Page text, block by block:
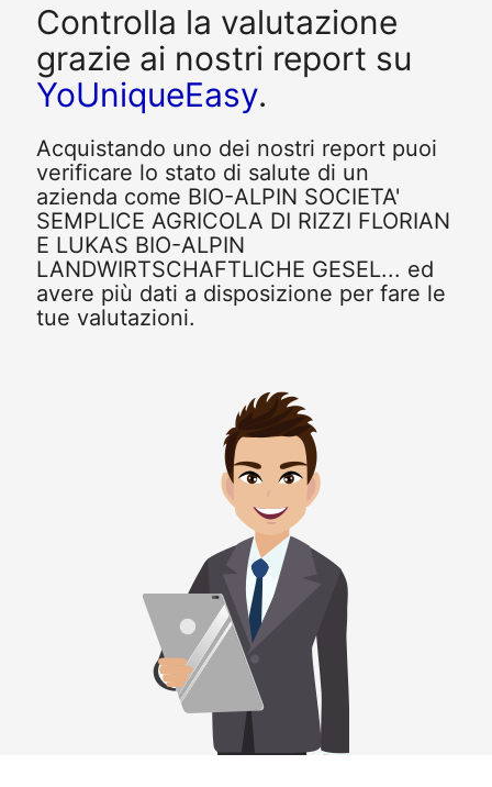
Controlla la valutazione
grazie ai nostri report su
YoUniqueEasy.
Acquistando uno dei nostri report puoi
verificare lo stato di salute di un
azienda come BIO-ALPIN SOCIETA'
SEMPLICE AGRICOLA DI RIZZI FLORIAN
E LUKAS BIO-ALPIN
LANDWIRTSCHAFTLICHE GESEL... ed
avere più dati a disposizione per fare le
tue valutazioni.